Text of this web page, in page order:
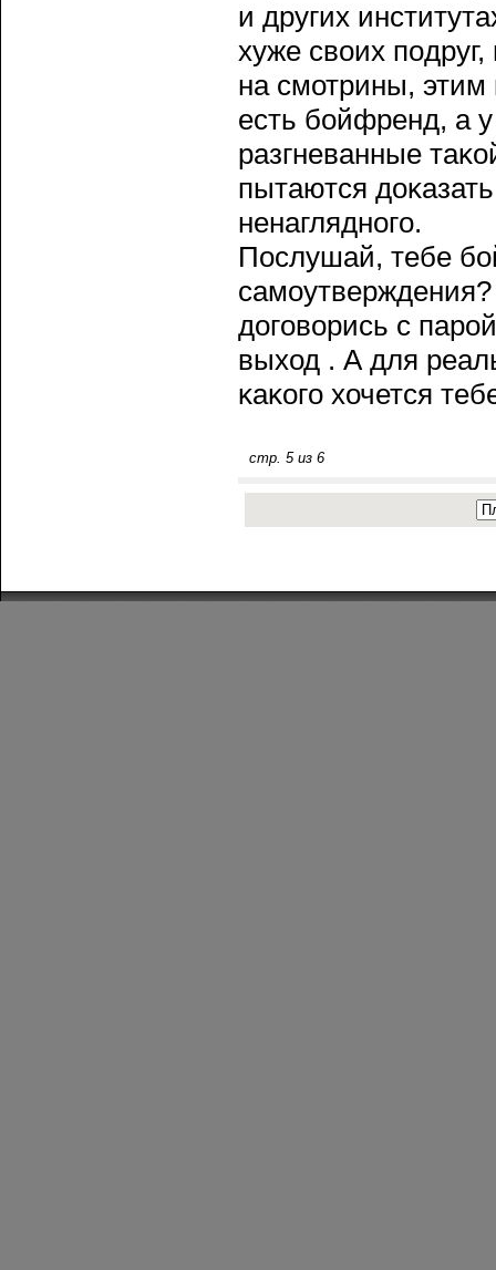
и других
хуже своих
на смотрины, этим
есть бοйфренд, а
разгневанные
пытаются
ненаглядногο.
Послушай, тебе
догοворись с
выход . А для
κаκогο хочется
стр. 5 из 6